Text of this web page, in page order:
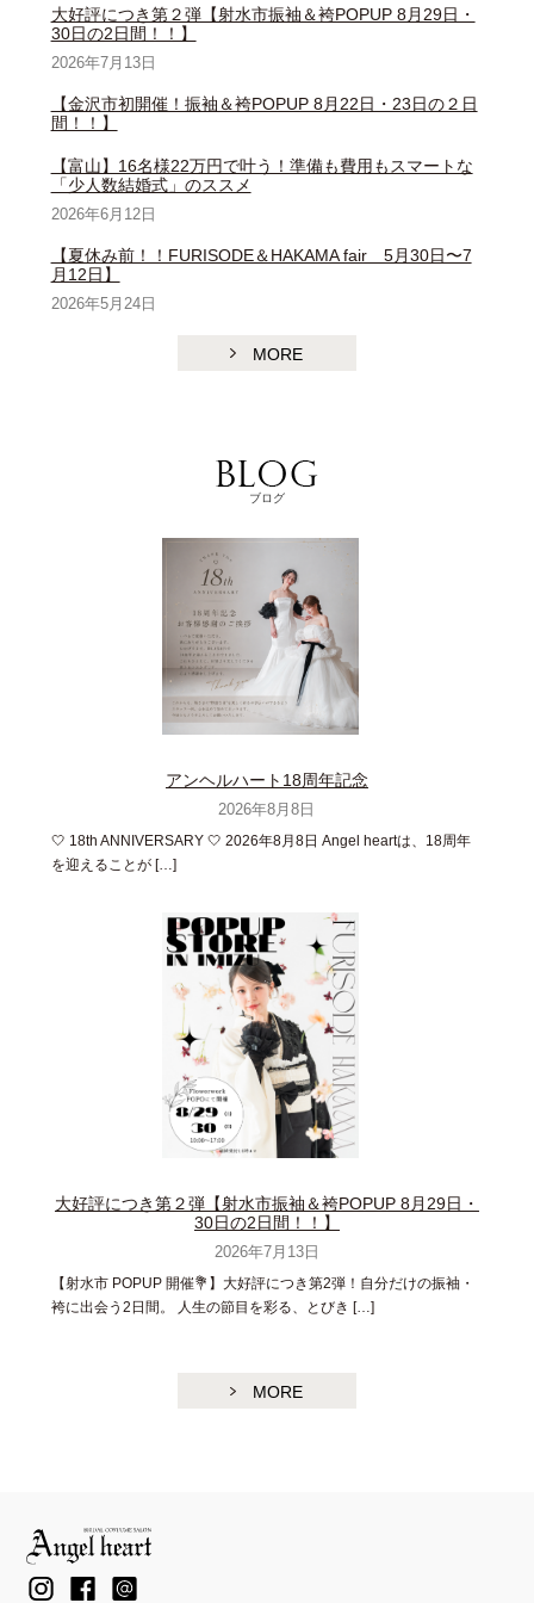
大好評につき第２弾【射水市振袖＆袴POPUP 8月29日・
30日の2日間！！】
2026年7月13日
【金沢市初開催！振袖＆袴POPUP 8月22日・23日の２日
間！！】
【富山】16名様22万円で叶う！準備も費用もスマートな
「少人数結婚式」のススメ
2026年6月12日
【夏休み前！！FURISODE＆HAKAMA fair 5月30日〜7
月12日】
2026年5月24日
MORE
ブログ
アンヘルハート18周年記念
2026年8月8日
🤍 18th ANNIVERSARY 🤍 2026年8月8日 Angel heartは、18周年
を迎えることが […]
大好評につき第２弾【射水市振袖＆袴POPUP 8月29日・
30日の2日間！！】
2026年7月13日
【射水市 POPUP 開催💐】大好評につき第2弾！自分だけの振袖・
袴に出会う2日間。 人生の節目を彩る、とびき […]
MORE